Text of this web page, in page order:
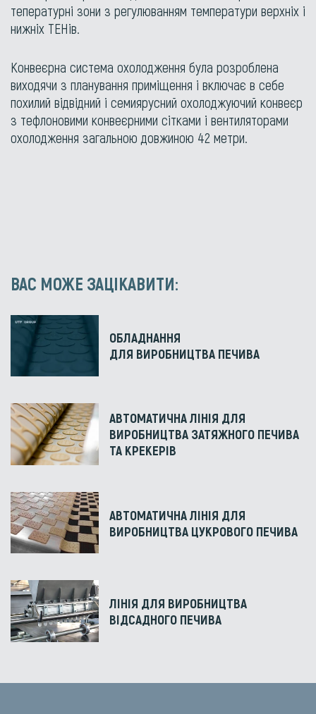
тепературні зони з регулюванням температури верхніх і
нижніх ТЕНів.
Конвеєрна система охолодження була розроблена
виходячи з планування приміщення і включає в себе
похилий відвідний і семиярусний охолоджуючий конвеєр
з тефлоновими конвеєрними сітками і вентиляторами
охолодження загальною довжиною 42 метри.
ВАС МОЖЕ ЗАЦІКАВИТИ:
ОБЛАДНАННЯ
ДЛЯ ВИРОБНИЦТВА ПЕЧИВА
АВТОМАТИЧНА ЛІНІЯ ДЛЯ
ВИРОБНИЦТВА ЗАТЯЖНОГО ПЕЧИВА
ТА КРЕКЕРІВ
АВТОМАТИЧНА ЛІНІЯ ДЛЯ
ВИРОБНИЦТВА ЦУКРОВОГО ПЕЧИВА
ЛІНІЯ ДЛЯ ВИРОБНИЦТВА
ВІДСАДНОГО ПЕЧИВА